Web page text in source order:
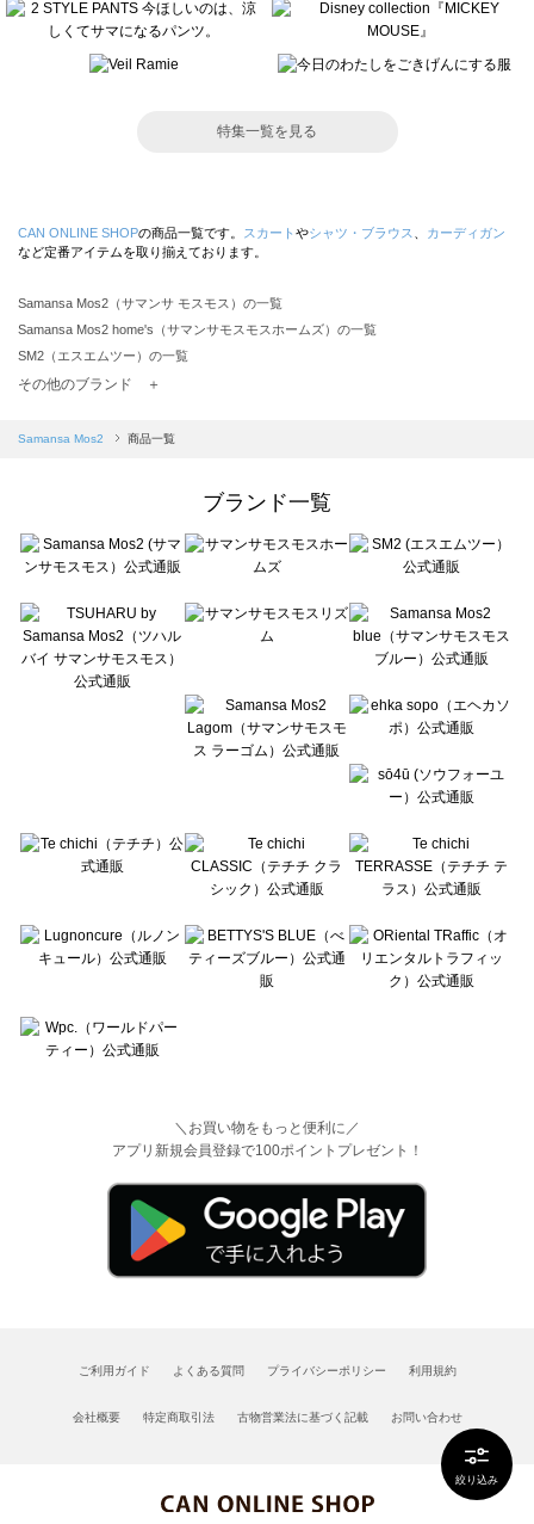
絞り込み
特集一覧を見る
CAN ONLINE SHOPの商品一覧です。 スカート やシャツ・ブラウス
カーディガン
など定番アイテムを取り揃えております。
Samansa Mos2（サマンサ モスモス）の一覧
Samansa Mos2 home's（サマンサモスモスホームズ）の一覧
SM2（エスエムツー）の一覧
TSUHARU by Samansa Mos2（ツハルバイサマンサモスモス）の一覧
Samansa Mos2 blue（サマンサモスモス ブルー）の一覧
Te chichi（テチチ）の一覧
Te chichi CLASSIC（テチチ クラシック）の一覧
Lugnoncure（ルノンキュール）の一覧
BETTY'S BLUE（べティーズブルー）の一覧
Wpc.（ワールドパーティー）の一覧
その他のブランド ＋
Samansa Mos2 商品一覧
ブランド一覧
＼お買い物をもっと便利に／
アプリ新規会員登録で100ポイントプレゼント！
ご利用ガイド よくある質問 プライバシーポリシー 利用規約
会社概要 特定商取引法 古物営業法に基づく記載 お問い合わせ